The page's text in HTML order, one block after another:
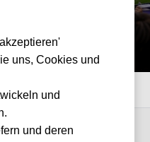
uns, Cookies und
und
und deren